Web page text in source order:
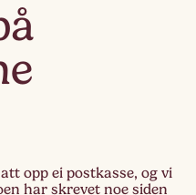
opp ei postkasse, og vi
har skrevet noe siden